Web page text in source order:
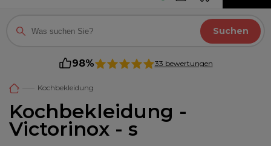
Suchen
98% 33 bewertungen
Kochbekleidung
Kochbekleidung -
Victorinox - s